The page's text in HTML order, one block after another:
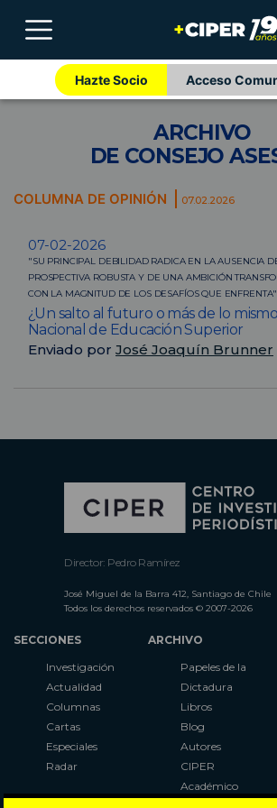
Hazte Socio Acceso
ARCHIVO
DE CONSEJO
COLUMNA DE OPINIÓN 07.02.2026
07-02-2026
"SU PRINCIPAL DEBILIDAD RADICA EN LA AUSENCIA
PROSPECTIVA ROBUSTA Y DE UNA AMBICIÓN
CON LA MAGNITUD DE LOS DESAFÍOS QUE ENFRENTA"
¿Un salto al futuro o más de lo
Nacional de Educación Superior
Enviado por José Joaquín Brunner
Director: Pedro Ramírez
José Miguel de la Barra 412, Santiago de Chile
Todos los derechos reservados © 2007-2026
SECCIONES
Investigación
Actualidad
Columnas
Cartas
Especiales
Radar
ARCHIVO
Papeles de la
Dictadura
Libros
Blog
Autores
CIPER
Académico